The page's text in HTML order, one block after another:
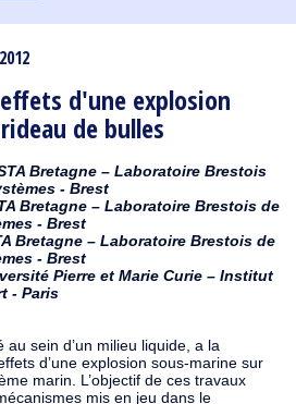
d'une explosion
de bulles
Bretagne – Laboratoire Brestois
- Brest
Bretagne – Laboratoire Brestois de
- Brest
Bretagne – Laboratoire Brestois de
- Brest
Pierre et Marie Curie – Institut
- Paris
sein d’un milieu liquide, a la
d’une explosion sous-marine sur
marin. L’objectif de ces travaux
mis en jeu dans le